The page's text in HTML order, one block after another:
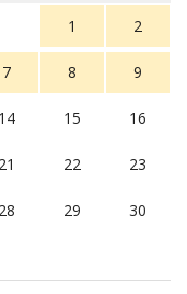
1
2
7 8 9
14 15 16
21 22 23
28 29 30